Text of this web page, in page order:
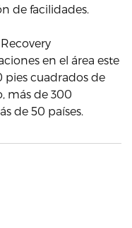
de facilidades.
en el área este
pies cuadrados de
más de 300
de 50 países.